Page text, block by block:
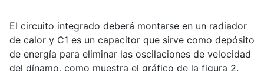
El circuito integrado deberá montarse en un radiador
de calor y C1 es un capacitor que sirve como depósito
de energía para eliminar las oscilaciones de velocidad
del dínamo, como muestra el gráfico de la figura 2.